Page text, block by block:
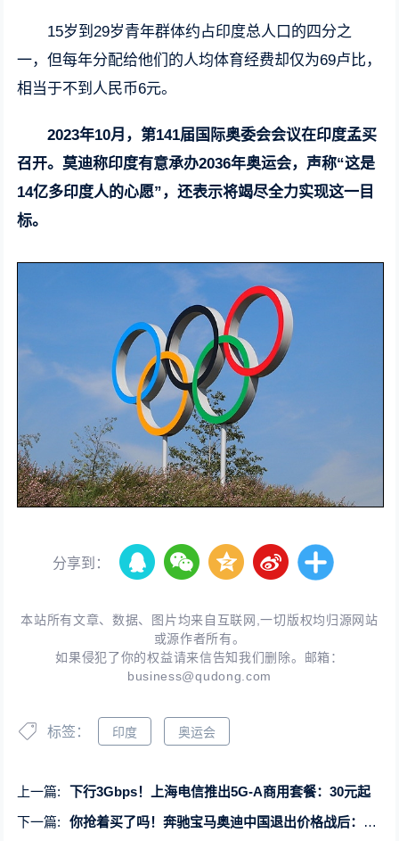
15岁到29岁青年群体约占印度总人口的四分之
一，但每年分配给他们的人均体育经费却仅为69卢比，
相当于不到人民币6元。
2023年10月，第141届国际奥委会会议在印度孟买
召开。莫迪称印度有意承办2036年奥运会，声称“这是
14亿多印度人的心愿”，还表示将竭尽全力实现这一目
标。
分享到：
本站所有文章、数据、图片均来自互联网,一切版权均归源网站
或源作者所有。
如果侵犯了你的权益请来信告知我们删除。邮箱：
business@qudong.com
标签： 印度 奥运会
上一篇:
下行3Gbps！上海电信推出5G-A商用套餐：30元起
下一篇:
你抢着买了吗！奔驰宝马奥迪中国退出价格战后：涨价真的更好卖了